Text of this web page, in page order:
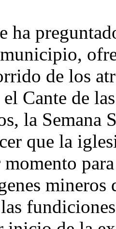
ha
municipio,
de los
Cante de
la Semana
que la
mineros